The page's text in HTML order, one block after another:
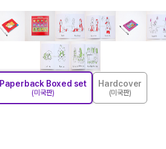
Paperback Boxed set
(미국판)
Hardcover
(미국판)